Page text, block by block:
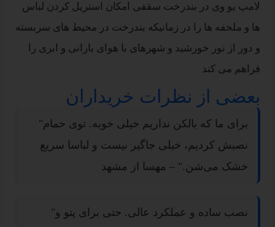
لامپ یو وی در بندرخت سقفی امکان استریل کردن لباس
ها و ملحفه ها را در زمانیکه بندرخت در محیط های سربسته
و دور از نور خورشید و شهرهای با هوای بارانی و ابری را
فراهم می کند
بعضی از نظرات خریداران
"برای ما که بالکن نداریم خیلی خوبه. توی حمام
نصبش کردیم، خیلی جاگیر نیست و لباسا سریع
خشک می‌شن." – مهسا از مشهد
"نصب ساده و عملکرد عالی. حتی برای پتو و